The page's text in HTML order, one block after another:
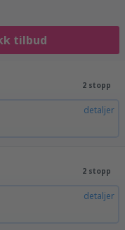
tilbud
2 stopp
detaljer
2 stopp
detaljer